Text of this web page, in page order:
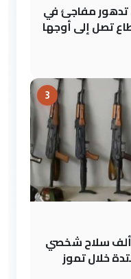
تدهور مفاجئ في
تصل إلى أوجها
3
الداخلية: تسجيل أكثر من 20 ألف سلاح شخصي
خلال تموز